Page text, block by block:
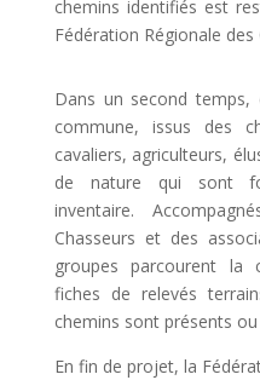
chemins identifiés est
Fédération Régionale des
Dans un second
commune, issus des
cavaliers, agriculteurs,
de nature qui sont
inventaire.
Chasseurs et des
groupes parcourent la
fiches de relevés
chemins sont présents
En fin de projet, la